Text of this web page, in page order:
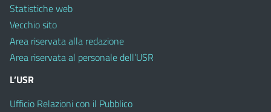
Statistiche web
Vecchio sito
Area riservata alla redazione
Area riservata al personale dell’USR
L’USR
Ufficio Relazioni con il Pubblico